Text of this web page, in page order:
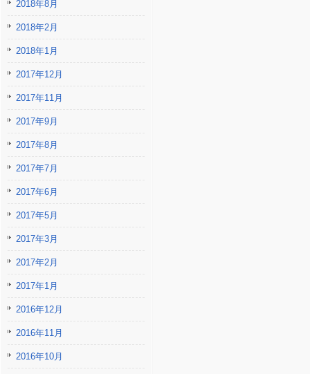
2018年8月
2018年2月
2018年1月
2017年12月
2017年11月
2017年9月
2017年8月
2017年7月
2017年6月
2017年5月
2017年3月
2017年2月
2017年1月
2016年12月
2016年11月
2016年10月